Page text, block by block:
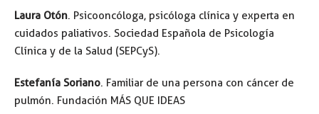
Laura Otón. Psicooncóloga, psicóloga clínica y experta en
cuidados paliativos. Sociedad Española de Psicología
Clínica y de la Salud (SEPCyS).
Estefanía Soriano. Familiar de una persona con cáncer de
pulmón. Fundación MÁS QUE IDEAS